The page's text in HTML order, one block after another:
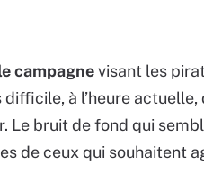
campagnevisant les
à l’heure
Le bruit de fond qui
de ceux qui souhaitent